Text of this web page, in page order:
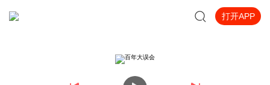
打开APP